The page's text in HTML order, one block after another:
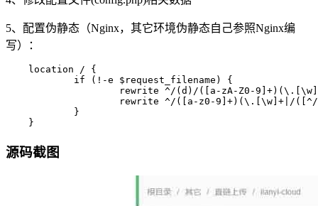
5、配置伪静态（Nginx，其它环境伪静态自己参照Nginx编
写）：
location / {
if (!-e $request_filename) {
rewrite ^/(d)/([a-zA-Z0-9]+)(\.[\w]+)?$ /
rewrite ^/([a-z0-9]+)(\.[\w]+|/([^/]+))?$ /
}
}
源码截图